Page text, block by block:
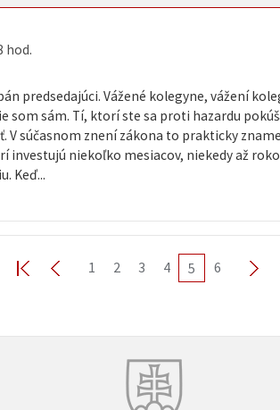
hod.
predsedajúci. Vážené kolegyne, vážení
som sám. Tí, ktorí ste sa proti hazardu
V súčasnom znení zákona to prakticky
investujú niekoľko mesiacov, niekedy až
Keď...
1 2 3 4 5 6